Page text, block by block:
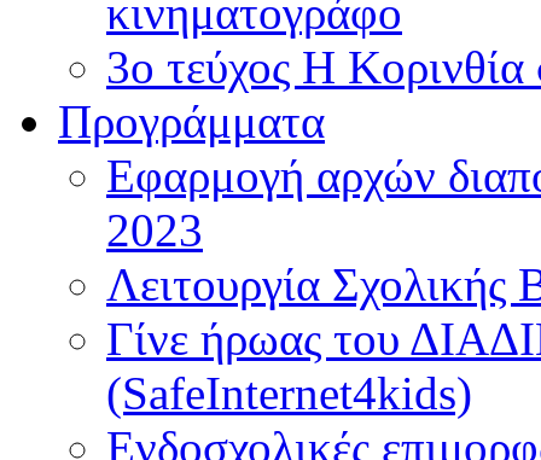
κινηματογράφο
3ο τεύχος Η
Προγράμματα
Εφαρμογή αρχών
2023
Λειτουργία Σχολικής
Γίνε ήρωας του
(SafeInternet4kids)
Ενδοσχολικές